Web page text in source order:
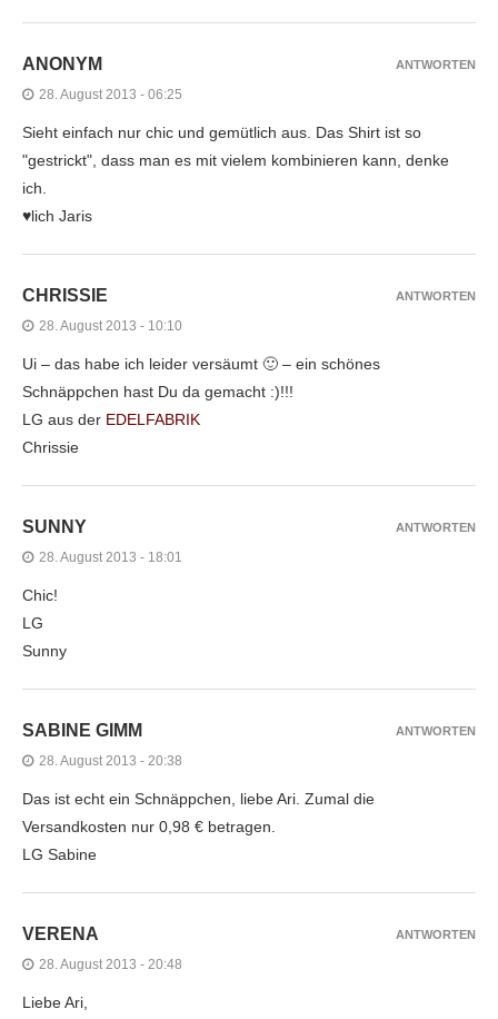
ANONYM
28. August 2013 - 06:25
Sieht einfach nur chic und gemütlich aus. Das Shirt ist so
"gestrickt", dass man es mit vielem kombinieren kann, denke
ich.
♥lich Jaris
ANTWORTEN
CHRISSIE
28. August 2013 - 10:10
Ui – das habe ich leider versäumt 🙂 – ein schönes
Schnäppchen hast Du da gemacht :)!!!
LG aus der EDELFABRIK
Chrissie
ANTWORTEN
SUNNY
28. August 2013 - 18:01
Chic!
LG
Sunny
ANTWORTEN
SABINE GIMM
28. August 2013 - 20:38
Das ist echt ein Schnäppchen, liebe Ari. Zumal die
Versandkosten nur 0,98 € betragen.
LG Sabine
ANTWORTEN
VERENA
28. August 2013 - 20:48
Liebe Ari,
ANTWORTEN